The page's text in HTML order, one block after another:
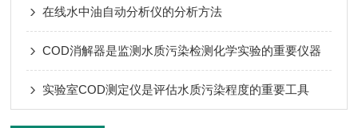
在线水中油自动分析仪的分析方法
COD消解器是监测水质污染检测化学实验的重要仪器
实验室COD测定仪是评估水质污染程度的重要工具